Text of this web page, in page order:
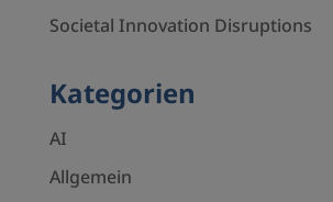
Societal Innovation Disruptions
Kategorien
AI
Allgemein